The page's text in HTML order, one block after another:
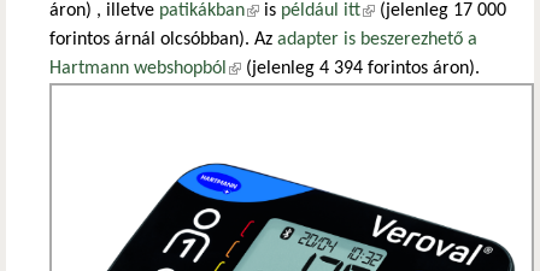
áron) , illetve patikákban(külső hivatkozás)
is például itt(külső hivatkozás)
(jelenleg 17 000
forintos árnál olcsóbban). Az adapter is beszerezhető a
Hartmann webshopból(külső hivatkozás)
(jelenleg 4 394 forintos áron).